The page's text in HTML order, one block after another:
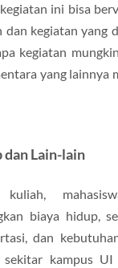
ini bisa
dan kegiatan yang
kegiatan
yang lainnya
dan Lain-lain
biaya hidup,
dan
kampus UI